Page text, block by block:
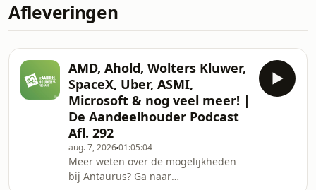
Afleveringen
AMD, Ahold, Wolters Kluwer,
SpaceX, Uber, ASMI,
Microsoft & nog veel meer! |
De Aandeelhouder Podcast
Afl. 292
aug. 7, 202601:05:04
Meer weten over de mogelijkheden
bij Antaurus? Ga naar